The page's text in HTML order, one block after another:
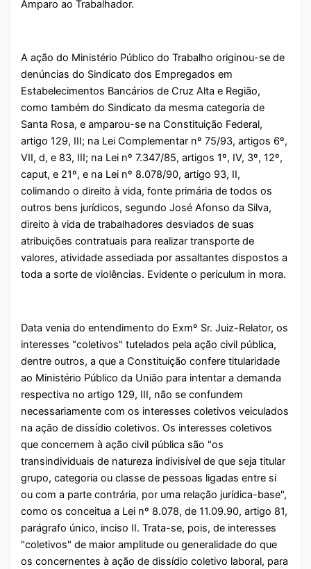
Amparo ao Trabalhador.
A ação do Ministério Público do Trabalho originou-se de
denúncias do Sindicato dos Empregados em
Estabelecimentos Bancários de Cruz Alta e Região,
como também do Sindicato da mesma categoria de
Santa Rosa, e amparou-se na Constituição Federal,
artigo 129, III; na Lei Complementar nº 75/93, artigos 6º,
VII, d, e 83, III; na Lei nº 7.347/85, artigos 1º, IV, 3º, 12º,
caput, e 21º, e na Lei nº 8.078/90, artigo 93, II,
colimando o direito à vida, fonte primária de todos os
outros bens jurídicos, segundo José Afonso da Silva,
direito à vida de trabalhadores desviados de suas
atribuições contratuais para realizar transporte de
valores, atividade assediada por assaltantes dispostos a
toda a sorte de violências. Evidente o periculum in mora.
Data venia do entendimento do Exmº Sr. Juiz-Relator, os
interesses "coletivos" tutelados pela ação civil pública,
dentre outros, a que a Constituição confere titularidade
ao Ministério Público da União para intentar a demanda
respectiva no artigo 129, III, não se confundem
necessariamente com os interesses coletivos veiculados
na ação de dissídio coletivos. Os interesses coletivos
que concernem à ação civil pública são "os
transindividuais de natureza indivisível de que seja titular
grupo, categoria ou classe de pessoas ligadas entre si
ou com a parte contrária, por uma relação jurídica-base",
como os conceitua a Lei nº 8.078, de 11.09.90, artigo 81,
parágrafo único, inciso II. Trata-se, pois, de interesses
"coletivos" de maior amplitude ou generalidade do que
os concernentes à ação de dissídio coletivo laboral, para